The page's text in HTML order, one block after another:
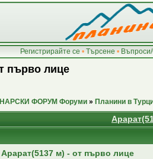
Регистрирайте се • Търсене •
първо лице
ФОРУМ Форуми » Планини в
Арарат(5137 м) - от първо лице